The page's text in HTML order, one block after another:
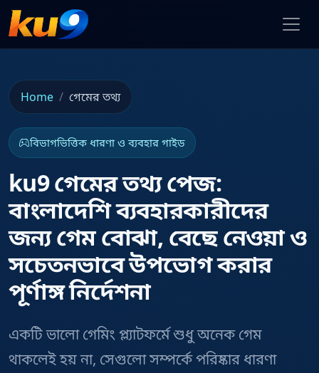
Home গেমের তথ্য
বিভাগভিত্তিক ধারণা ও ব্যবহার গাইড
ku9 গেমের তথ্য পেজ:
বাংলাদেশি ব্যবহারকারীদের
জন্য গেম বোঝা, বেছে নেওয়া ও
সচেতনভাবে উপভোগ করার
পূর্ণাঙ্গ নির্দেশনা
একটি ভালো গেমিং প্ল্যাটফর্মে শুধু অনেক গেম
থাকলেই হয় না, সেগুলো সম্পর্কে পরিষ্কার ধারণা